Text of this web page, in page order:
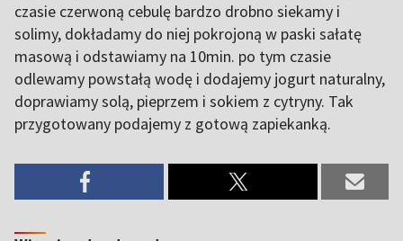
czasie czerwoną cebulę bardzo drobno siekamy i
solimy, dokładamy do niej pokrojoną w paski sałatę
masową i odstawiamy na 10min. po tym czasie
odlewamy powstałą wodę i dodajemy jogurt naturalny,
doprawiamy solą, pieprzem i sokiem z cytryny. Tak
przygotowany podajemy z gotową zapiekanką.